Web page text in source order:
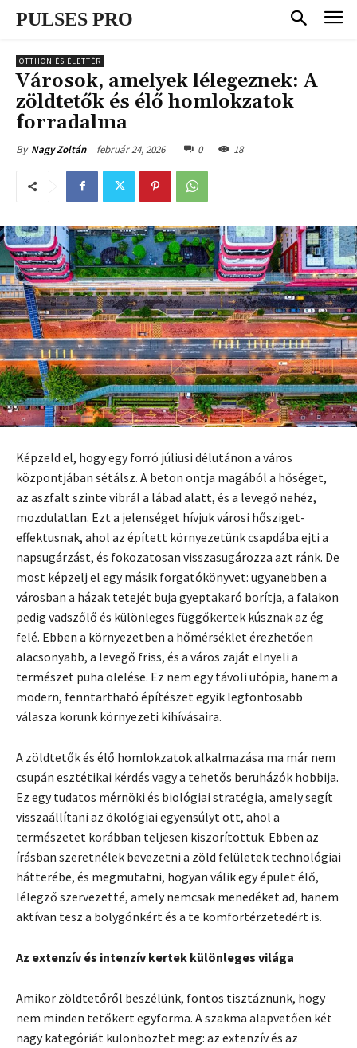
PULSES PRO
OTTHON ÉS ÉLETTÉR
Városok, amelyek lélegeznek: A
zöldtetők és élő homlokzatok
forradalma
By Nagy Zoltán február 24, 2026 0 18
Képzeld el, hogy egy forró júliusi délutánon a város
központjában sétálsz. A beton ontja magából a hőséget,
az aszfalt szinte vibrál a lábad alatt, és a levegő nehéz,
mozdulatlan. Ezt a jelenséget hívjuk városi hősziget-
effektusnak, ahol az épített környezetünk csapdába ejti a
napsugárzást, és fokozatosan visszasugározza azt ránk. De
most képzelj el egy másik forgatókönyvet: ugyanebben a
városban a házak tetejét buja gyeptakaró borítja, a falakon
pedig vadszőlő és különleges függőkertek kúsznak az ég
felé. Ebben a környezetben a hőmérséklet érezhetően
alacsonyabb, a levegő friss, és a város zaját elnyeli a
természet puha ölelése. Ez nem egy távoli utópia, hanem a
modern, fenntartható építészet egyik legfontosabb
válasza korunk környezeti kihívásaira.
A zöldtetők és élő homlokzatok alkalmazása ma már nem
csupán esztétikai kérdés vagy a tehetős beruházók hobbija.
Ez egy tudatos mérnöki és biológiai stratégia, amely segít
visszaállítani az ökológiai egyensúlyt ott, ahol a
természetet korábban teljesen kiszorítottuk. Ebben az
írásban szeretnélek bevezetni a zöld felületek technológiai
hátterébe, és megmutatni, hogyan válik egy épület élő,
lélegző szervezetté, amely nemcsak menedéket ad, hanem
aktívan tesz a bolygónkért és a te komfortérzetedért is.
Az extenzív és intenzív kertek különleges világa
Amikor zöldtetőről beszélünk, fontos tisztáznunk, hogy
nem minden tetőkert egyforma. A szakma alapvetően két
nagy kategóriát különböztet meg: az extenzív és az